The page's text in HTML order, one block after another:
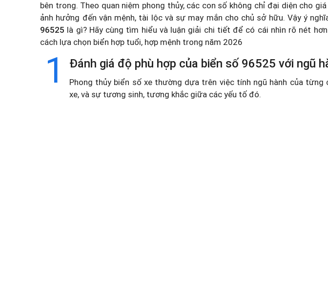
bên trong. Theo quan niệm phong thủy, các con số không chỉ đại diện cho
ảnh hưởng đến vận mệnh, tài lộc và sự may mắn cho chủ sở hữu. Vậy ý
96525 là gì? Hãy cùng tìm hiểu và luận giải chi tiết để có cái nhìn rõ nét
cách lựa chọn biển hợp tuổi, hợp mệnh trong năm 2026
1 Đánh giá độ phù hợp của biển số 96525 với ngũ
Phong thủy biển số xe thường dựa trên việc tính ngũ hành của từng
xe, và sự tương sinh, tương khắc giữa các yếu tố đó.